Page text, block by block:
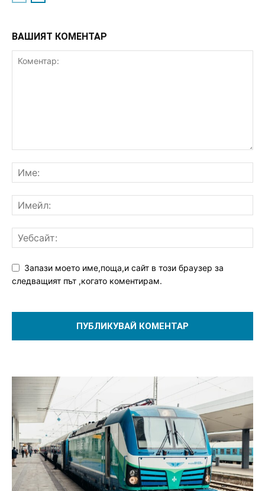
ВАШИЯТ КОМЕНТАР
Запази моето име,поща,и сайт в този браузер за
следващият път ,когато коментирам.